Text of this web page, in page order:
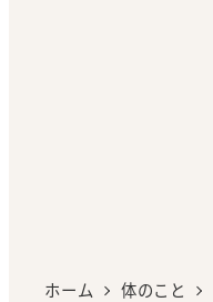
ホーム 体のこと